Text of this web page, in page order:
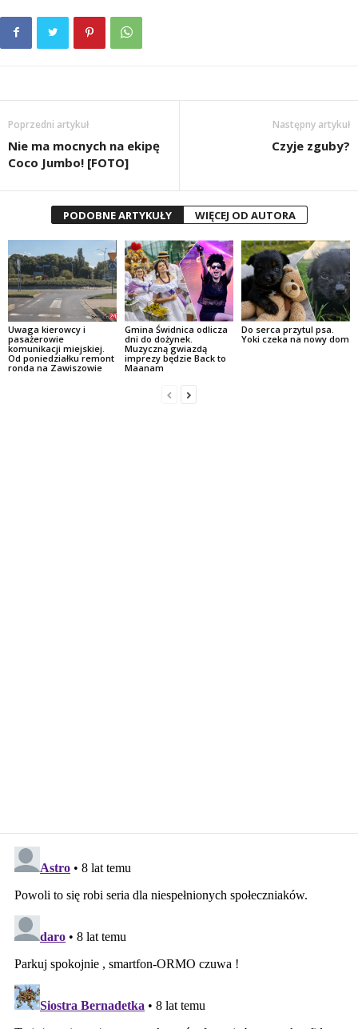
Poprzedni artykuł
Nie ma mocnych na ekipę
Coco Jumbo! [FOTO]
Następny artykuł
Czyje zguby?
PODOBNE ARTYKUŁY WIĘCEJ OD AUTORA
Uwaga kierowcy i
pasażerowie
komunikacji miejskiej.
Od poniedziałku remont
ronda na Zawiszowie
Gmina Świdnica odlicza
dni do dożynek.
Muzyczną gwiazdą
imprezy będzie Back to
Maanam
Do serca przytul psa.
Yoki czeka na nowy dom